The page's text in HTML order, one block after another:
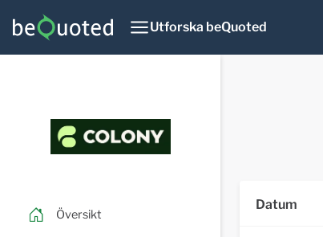
Utforska beQuoted
Översikt
Datum